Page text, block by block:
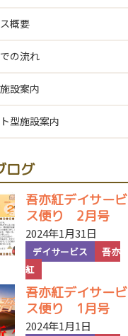
概要
の流れ
設案内
型施設案内
ログ
吾亦紅デイサービ
ス便り 2月号
2024年1月31日
デイサービス
吾亦
紅
吾亦紅デイサービ
ス便り 1月号
2024年1月1日